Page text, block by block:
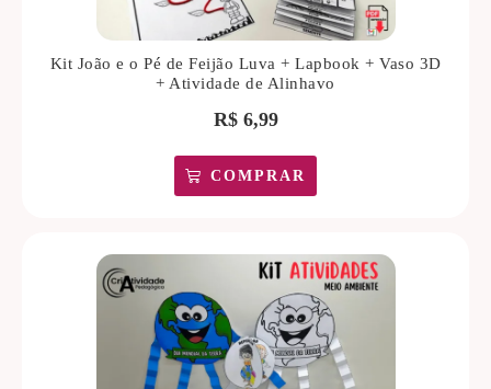
Kit João e o Pé de Feijão Luva + Lapbook + Vaso 3D
+ Atividade de Alinhavo
R$6,99
COMPRAR